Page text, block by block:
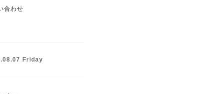
合わせ
Friday